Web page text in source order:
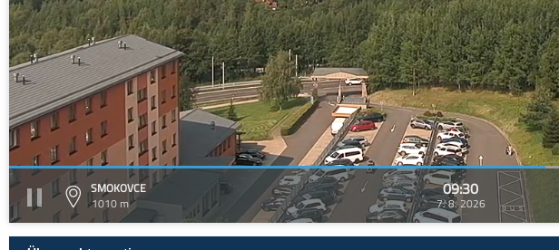
SMOKOVCE
1010 m
09:30
7. 8. 2026